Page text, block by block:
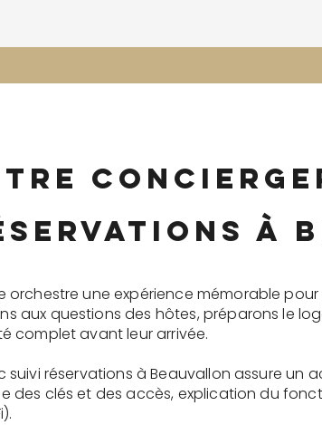
à
orchestre une expérience mémorable
aux questions des hôtes, préparons le
complet avant leur arrivée.
réservations à Beauvallon assure un
des clés et des accès, explication du